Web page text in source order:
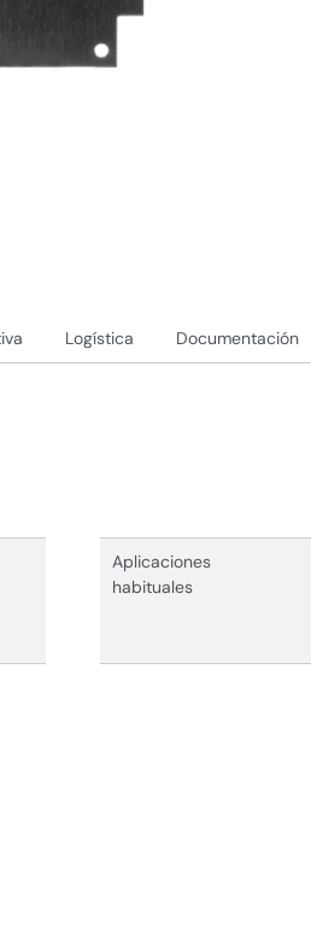
Logística Documentación
Aplicaciones
habituales